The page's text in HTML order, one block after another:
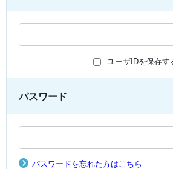
ユーザIDを保存す
パスワード
パスワードを忘れた方はこちら